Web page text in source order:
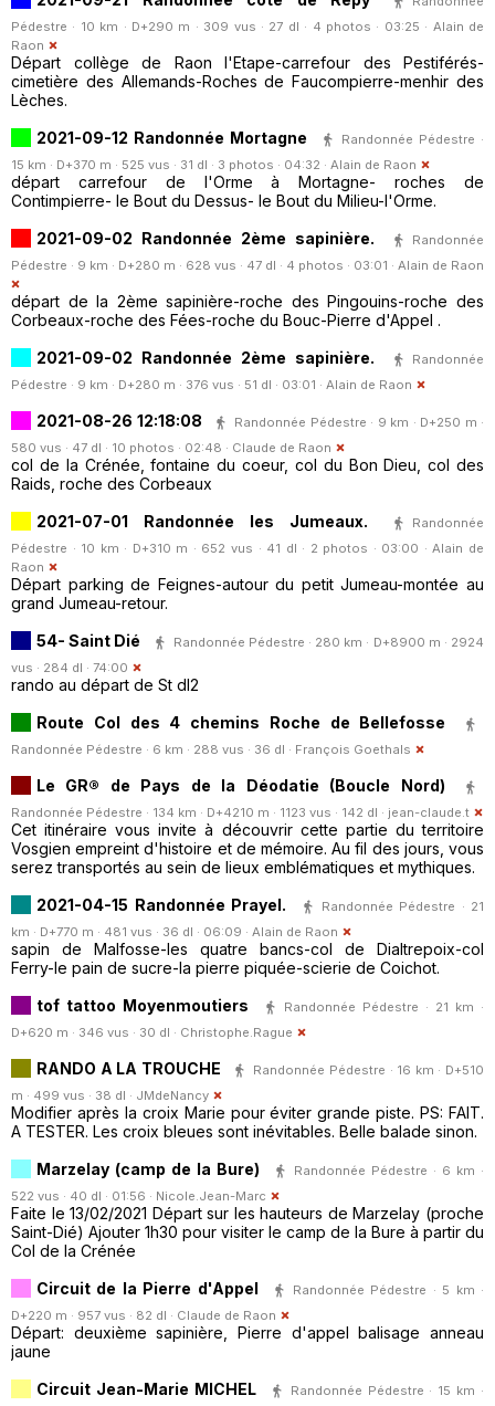
Pédestre · 10 km · D+290 m · 309 vus · 27 dl · 4 photos · 03:25 · Alain de
Raon
Départ collège de Raon l'Etape-carrefour des Pestiférés-
cimetière des Allemands-Roches de Faucompierre-menhir des
Lèches.
2021-09-12 Randonnée Mortagne
Randonnée Pédestre ·
15 km · D+370 m · 525 vus · 31 dl · 3 photos · 04:32 · Alain de Raon
départ carrefour de l'Orme à Mortagne- roches de
Contimpierre- le Bout du Dessus- le Bout du Milieu-l'Orme.
2021-09-02 Randonnée 2ème sapinière.
Randonnée
Pédestre · 9 km · D+280 m · 628 vus · 47 dl · 4 photos · 03:01 · Alain de Raon
départ de la 2ème sapinière-roche des Pingouins-roche des
Corbeaux-roche des Fées-roche du Bouc-Pierre d'Appel .
2021-09-02 Randonnée 2ème sapinière.
Randonnée
Pédestre · 9 km · D+280 m · 376 vus · 51 dl · 03:01 · Alain de Raon
2021-08-26 12:18:08
Randonnée Pédestre · 9 km · D+250 m ·
580 vus · 47 dl · 10 photos · 02:48 · Claude de Raon
col de la Crénée, fontaine du coeur, col du Bon Dieu, col des
Raids, roche des Corbeaux
2021-07-01 Randonnée les Jumeaux.
Randonnée
Pédestre · 10 km · D+310 m · 652 vus · 41 dl · 2 photos · 03:00 ·Alain de
Raon
Départ parking de Feignes-autour du petit Jumeau-montée au
grand Jumeau-retour.
54- Saint Dié
Randonnée Pédestre · 280 km · D+8900 m · 2924
vus · 284 dl · 74:00
rando au départ de St dI2
Route Col des 4 chemins Roche de Bellefosse
Randonnée Pédestre · 6 km · 288 vus · 36 dl · François Goethals
Le GR® de Pays de la Déodatie (Boucle Nord)
Randonnée Pédestre · 134 km · D+4210 m · 1123 vus · 142 dl · jean-claude.t
Cet itinéraire vous invite à découvrir cette partie du territoire
Vosgien empreint d'histoire et de mémoire. Au fil des jours, vous
serez transportés au sein de lieux emblématiques et mythiques.
2021-04-15 Randonnée Prayel.
Randonnée Pédestre · 21
km · D+770 m · 481 vus · 36 dl · 06:09 · Alain de Raon
sapin de Malfosse-les quatre bancs-col de Dialtrepoix-col
Ferry-le pain de sucre-la pierre piquée-scierie de Coichot.
tof tattoo Moyenmoutiers
Randonnée Pédestre · 21 km ·
D+620 m · 346 vus · 30 dl · Christophe.Rague
RANDO A LA TROUCHE
Randonnée Pédestre · 16 km · D+510
m · 499 vus · 38 dl · JMdeNancy
Modifier après la croix Marie pour éviter grande piste. PS: FAIT.
A TESTER. Les croix bleues sont inévitables. Belle balade sinon.
Marzelay (camp de la Bure)
Randonnée Pédestre · 6 km ·
522 vus · 40 dl · 01:56 · Nicole.Jean-Marc
Faite le 13/02/2021 Départ sur les hauteurs de Marzelay (proche
Saint-Dié) Ajouter 1h30 pour visiter le camp de la Bure à partir du
Col de la Crénée
Circuit de la Pierre d'Appel
Randonnée Pédestre · 5 km ·
D+220 m · 957 vus · 82 dl · Claude de Raon
Départ: deuxième sapinière, Pierre d'appel balisage anneau
jaune
Circuit Jean-Marie MICHEL
Randonnée Pédestre · 15 km ·